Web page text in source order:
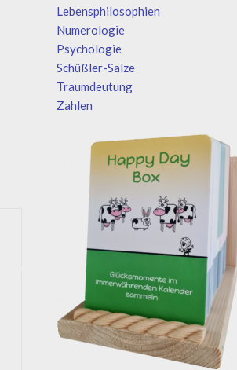
Lebensphilosophien
Numerologie
Psychologie
Schüßler-Salze
Traumdeutung
Zahlen